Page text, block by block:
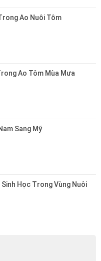
Ao Nuôi Tôm
Ao Tôm Mùa Mưa
Sang Mỹ
Học Trong Vùng Nuôi